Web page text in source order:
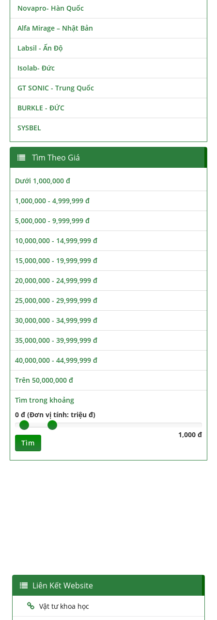
Novapro- Hàn Quốc
Alfa Mirage – Nhật Bản
Labsil - Ấn Độ
Isolab- Đức
GT SONIC - Trung Quốc
BURKLE - ĐỨC
SYSBEL
Tìm Theo Giá
Dưới 1,000,000 đ
1,000,000 - 4,999,999 đ
5,000,000 - 9,999,999 đ
10,000,000 - 14,999,999 đ
15,000,000 - 19,999,999 đ
20,000,000 - 24,999,999 đ
25,000,000 - 29,999,999 đ
30,000,000 - 34,999,999 đ
35,000,000 - 39,999,999 đ
40,000,000 - 44,999,999 đ
Trên 50,000,000 đ
Tìm trong khoảng
0 đ (Đơn vị tính: triệu đ)
1,000 đ
Tìm
Liên Kết Website
Vật tư khoa học